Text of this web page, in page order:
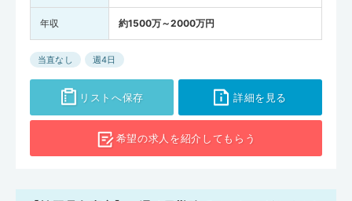
年収 約1500万～2000万円
当直なし 週4日
リストへ保存 詳細を見る
希望の求人を紹介してもらう